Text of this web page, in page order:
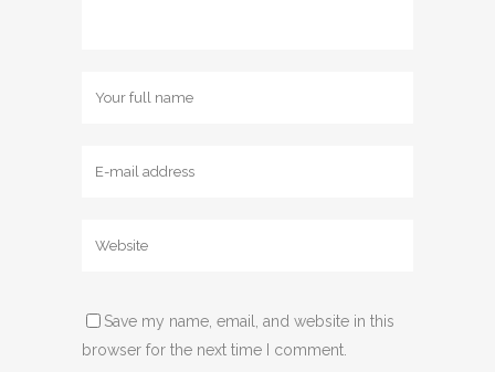
Save my name, email, and website in this
browser for the next time I comment.